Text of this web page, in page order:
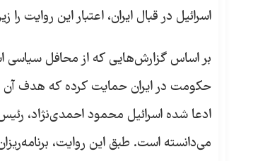
اسرائیل در قبال ایران، اعتبار این روایت
بر اساس گزارش‌هایی که از محافل سیاسی
حکومت در ایران حمایت کرده که هدف آن
ادعا شده اسرائیل محمود احمدی‌نژاد،
می‌دانسته است. طبق این روایت،